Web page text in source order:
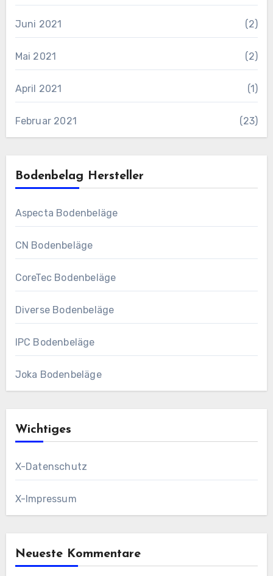
Juni 2021 (2)
Mai 2021 (2)
April 2021 (1)
Februar 2021 (23)
Bodenbelag Hersteller
Aspecta Bodenbeläge
CN Bodenbeläge
CoreTec Bodenbeläge
Diverse Bodenbeläge
IPC Bodenbeläge
Joka Bodenbeläge
Wichtiges
X-Datenschutz
X-Impressum
Neueste Kommentare